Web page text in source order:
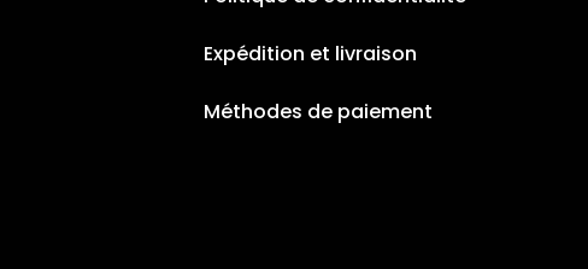
Expédition et livraison
Méthodes de paiement